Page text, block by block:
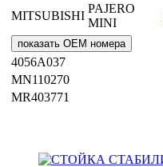
MITSUBISHI
PAJERO
MINI
показать OEM номера
4056A037
MN110270
MR403771